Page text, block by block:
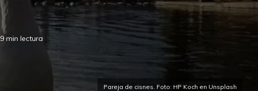
Pareja de cisnes. Foto: HP Koch en Unsplash
9 min lectura